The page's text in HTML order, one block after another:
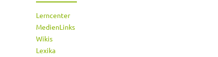
Lerncenter
MedienLinks
Wikis
Lexika